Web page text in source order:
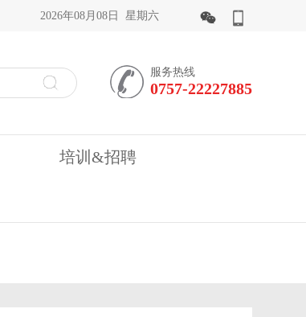
2026年08月08日 星期六
服务热线
0757-22227885
培训&招聘